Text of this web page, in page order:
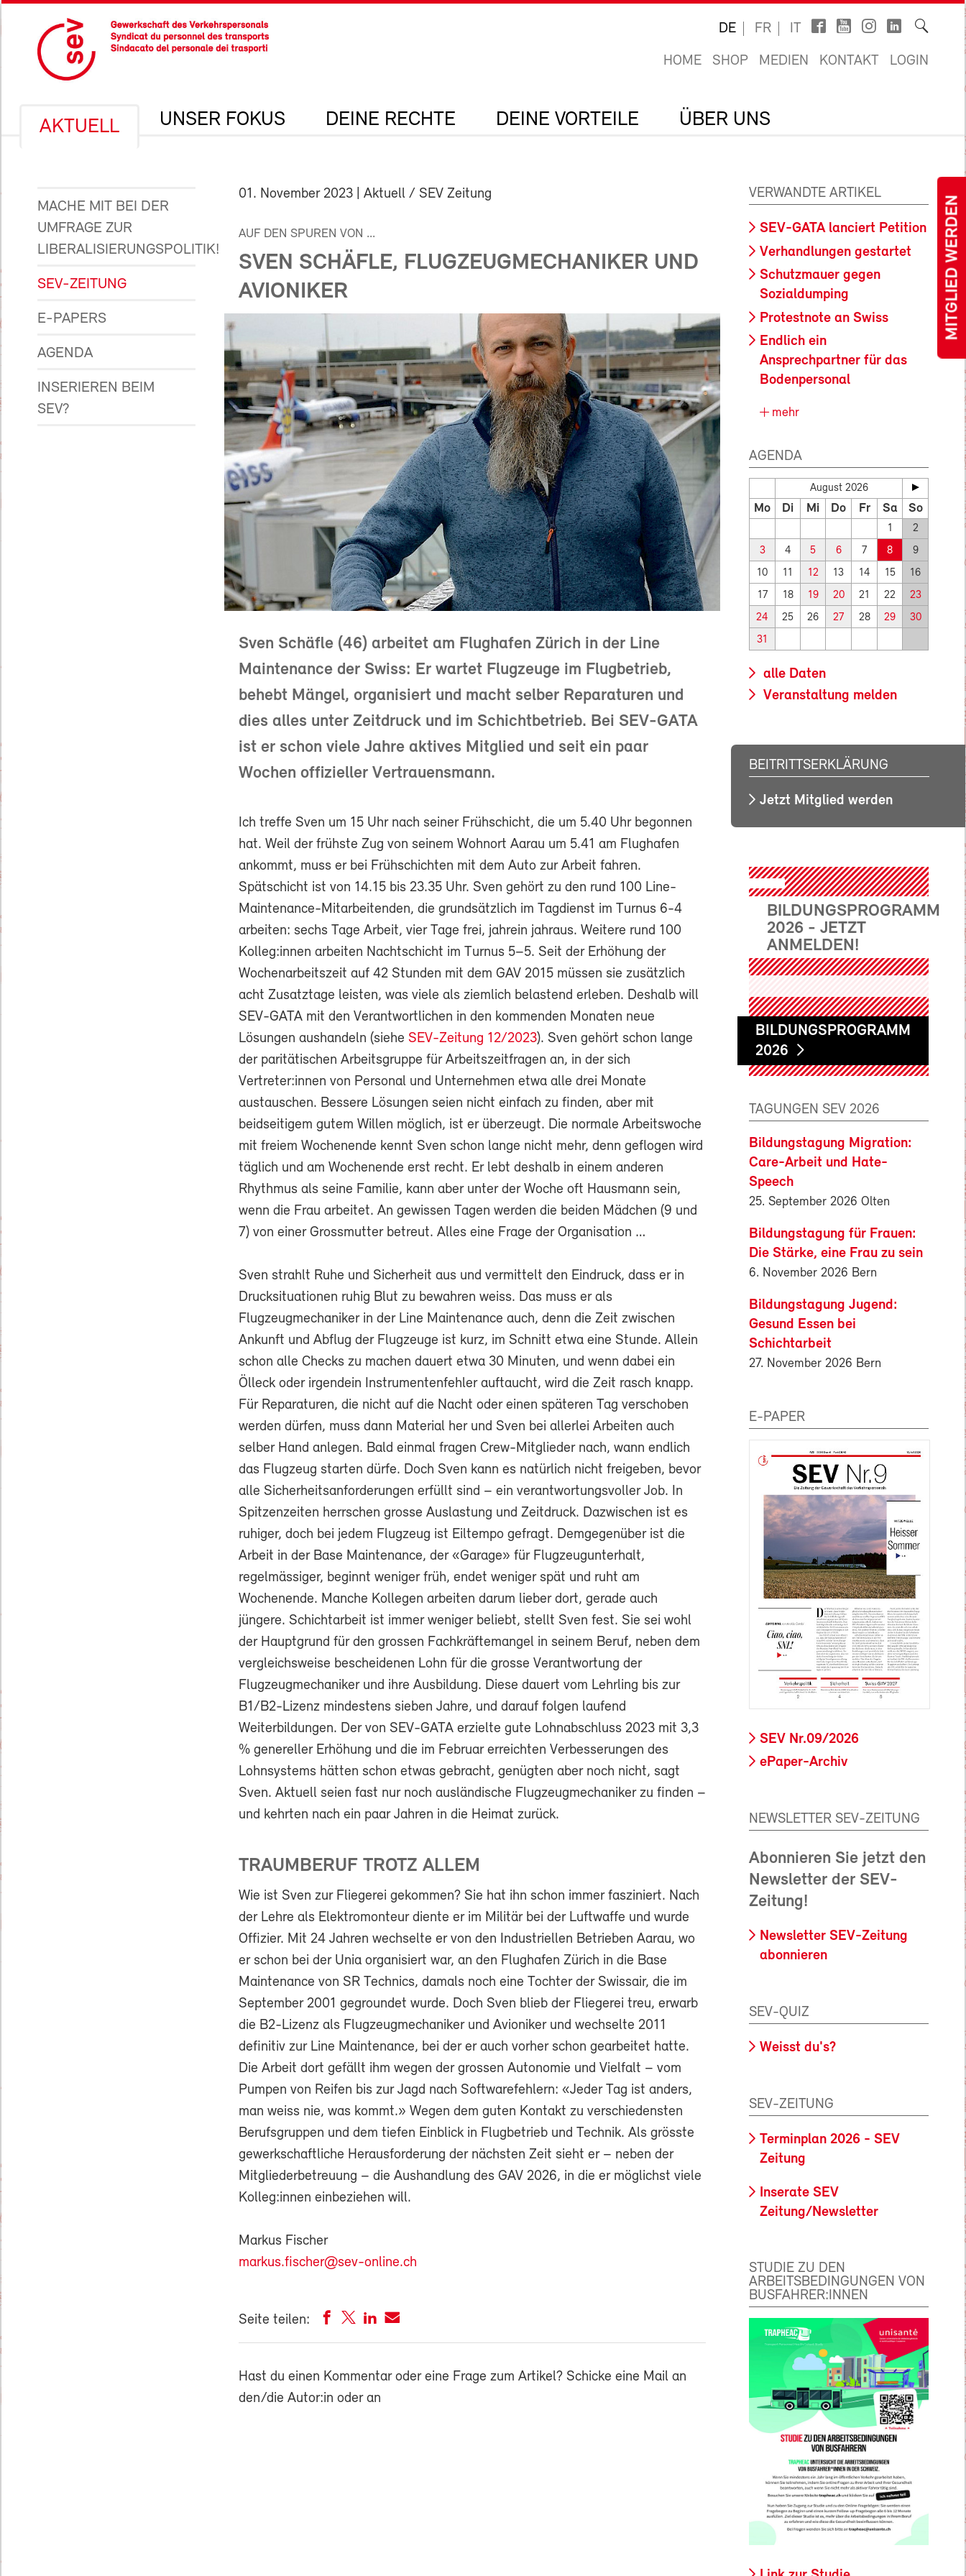
MITGLIED WERDEN
DE FR IT
HOME SHOP MEDIEN KONTAKT LOGIN
AKTUELL UNSER FOKUS DEINE RECHTE DEINE VORTEILE ÜBER UNS
MACHE MIT BEI DER
UMFRAGE ZUR
LIBERALISIERUNGSPOLITIK!
SEV-ZEITUNG
E-PAPERS
AGENDA
INSERIEREN BEIM
SEV?
01. November 2023 | Aktuell / SEV Zeitung
AUF DEN SPUREN VON ...
SVEN SCHÄFLE, FLUGZEUGMECHANIKER UND
AVIONIKER
Sven Schäfle (46) arbeitet am Flughafen Zürich in der Line
Maintenance der Swiss: Er wartet Flugzeuge im Flugbetrieb,
behebt Mängel, organisiert und macht selber Reparaturen und
dies alles unter Zeitdruck und im Schichtbetrieb. Bei SEV-GATA
ist er schon viele Jahre aktives Mitglied und seit ein paar
Wochen offizieller Vertrauensmann.
Ich treffe Sven um 15 Uhr nach seiner Frühschicht, die um 5.40 Uhr begonnen
hat. Weil der frühste Zug von seinem Wohnort Aarau um 5.41 am Flughafen
ankommt, muss er bei Frühschichten mit dem Auto zur Arbeit fahren.
Spätschicht ist von 14.15 bis 23.35 Uhr. Sven gehört zu den rund 100 Line-
Maintenance-Mitarbeitenden, die grundsätzlich im Tagdienst im Turnus 6-4
arbeiten: sechs Tage Arbeit, vier Tage frei, jahrein jahraus. Weitere rund 100
Kolleg:innen arbeiten Nachtschicht im Turnus 5–5. Seit der Erhöhung der
Wochenarbeitszeit auf 42 Stunden mit dem GAV 2015 müssen sie zusätzlich
acht Zusatztage leisten, was viele als ziemlich belastend erleben. Deshalb will
SEV-GATA mit den Verantwortlichen in den kommenden Monaten neue
Lösungen aushandeln (siehe SEV-Zeitung 12/2023). Sven gehört schon lange
der paritätischen Arbeitsgruppe für Arbeitszeitfragen an, in der sich
Vertreter:innen von Personal und Unternehmen etwa alle drei Monate
austauschen. Bessere Lösungen seien nicht einfach zu finden, aber mit
beidseitigem gutem Willen möglich, ist er überzeugt. Die normale Arbeitswoche
mit freiem Wochenende kennt Sven schon lange nicht mehr, denn geflogen wird
täglich und am Wochenende erst recht. Er lebt deshalb in einem anderen
Rhythmus als seine Familie, kann aber unter der Woche oft Hausmann sein,
wenn die Frau arbeitet. An gewissen Tagen werden die beiden Mädchen (9 und
7) von einer Grossmutter betreut. Alles eine Frage der Organisation …
Sven strahlt Ruhe und Sicherheit aus und vermittelt den Eindruck, dass er in
Drucksituationen ruhig Blut zu bewahren weiss. Das muss er als
Flugzeugmechaniker in der Line Maintenance auch, denn die Zeit zwischen
Ankunft und Abflug der Flugzeuge ist kurz, im Schnitt etwa eine Stunde. Allein
schon alle Checks zu machen dauert etwa 30 Minuten, und wenn dabei ein
Ölleck oder irgendein Instrumentenfehler auftaucht, wird die Zeit rasch knapp.
Für Reparaturen, die nicht auf die Nacht oder einen späteren Tag verschoben
werden dürfen, muss dann Material her und Sven bei allerlei Arbeiten auch
selber Hand anlegen. Bald einmal fragen Crew-Mitglieder nach, wann endlich
das Flugzeug starten dürfe. Doch Sven kann es natürlich nicht freigeben, bevor
alle Sicherheitsanforderungen erfüllt sind – ein verantwortungsvoller Job. In
Spitzenzeiten herrschen grosse Auslastung und Zeitdruck. Dazwischen ist es
ruhiger, doch bei jedem Flugzeug ist Eiltempo gefragt. Demgegenüber ist die
Arbeit in der Base Maintenance, der «Garage» für Flugzeugunterhalt,
regelmässiger, beginnt weniger früh, endet weniger spät und ruht am
Wochenende. Manche Kollegen arbeiten darum lieber dort, gerade auch
jüngere. Schichtarbeit ist immer weniger beliebt, stellt Sven fest. Sie sei wohl
der Hauptgrund für den grossen Fachkräftemangel in seinem Beruf, neben dem
vergleichsweise bescheidenen Lohn für die grosse Verantwortung der
Flugzeugmechaniker und ihre Ausbildung. Diese dauert vom Lehrling bis zur
B1/B2-Lizenz mindestens sieben Jahre, und darauf folgen laufend
Weiterbildungen. Der von SEV-GATA erzielte gute Lohnabschluss 2023 mit 3,3
% genereller Erhöhung und die im Februar erreichten Verbesserungen des
Lohnsystems hätten schon etwas gebracht, genügten aber noch nicht, sagt
Sven. Aktuell seien fast nur noch ausländische Flugzeugmechaniker zu finden –
und kehrten nach ein paar Jahren in die Heimat zurück.
TRAUMBERUF TROTZ ALLEM
Wie ist Sven zur Fliegerei gekommen? Sie hat ihn schon immer fasziniert. Nach
der Lehre als Elektromonteur diente er im Militär bei der Luftwaffe und wurde
Offizier. Mit 24 Jahren wechselte er von den Industriellen Betrieben Aarau, wo
er schon bei der Unia organisiert war, an den Flughafen Zürich in die Base
Maintenance von SR Technics, damals noch eine Tochter der Swissair, die im
September 2001 gegroundet wurde. Doch Sven blieb der Fliegerei treu, erwarb
die B2-Lizenz als Flugzeugmechaniker und Avioniker und wechselte 2011
definitiv zur Line Maintenance, bei der er auch vorher schon gearbeitet hatte.
Die Arbeit dort gefällt ihm wegen der grossen Autonomie und Vielfalt – vom
Pumpen von Reifen bis zur Jagd nach Softwarefehlern: «Jeder Tag ist anders,
man weiss nie, was kommt.» Wegen dem guten Kontakt zu verschiedensten
Berufsgruppen und dem tiefen Einblick in Flugbetrieb und Technik. Als grösste
gewerkschaftliche Herausforderung der nächsten Zeit sieht er – neben der
Mitgliederbetreuung – die Aushandlung des GAV 2026, in die er möglichst viele
Kolleg:innen einbeziehen will.
Markus Fischer
markus.fischer@sev-online.ch
Seite teilen:
Hast du einen Kommentar oder eine Frage zum Artikel? Schicke eine Mail an
den/die Autor:in oder an
VERWANDTE ARTIKEL
SEV-GATA lanciert Petition
Verhandlungen gestartet
Schutzmauer gegen
Sozialdumping
Protestnote an Swiss
Endlich ein
Ansprechpartner für das
Bodenpersonal
mehr
AGENDA
August 2026
Mo Di Mi Do Fr Sa So
1 2
3 4 5 6 7 8 9
10 11 12 13 14 15 16
17 18 19 20 21 22 23
24 25 26 27 28 29 30
31
alle Daten
Veranstaltung melden
BEITRITTSERKLÄRUNG
Jetzt Mitglied werden
BILDUNGSPROGRAMM
2026 - JETZT
ANMELDEN!
BILDUNGSPROGRAMM
2026
TAGUNGEN SEV 2026
Bildungstagung Migration:
Care-Arbeit und Hate-
Speech
25. September 2026 Olten
Bildungstagung für Frauen:
Die Stärke, eine Frau zu sein
6. November 2026 Bern
Bildungstagung Jugend:
Gesund Essen bei
Schichtarbeit
27. November 2026 Bern
E-PAPER
SEV Nr.09/2026
ePaper-Archiv
NEWSLETTER SEV-ZEITUNG
Abonnieren Sie jetzt den
Newsletter der SEV-
Zeitung!
Newsletter SEV-Zeitung
abonnieren
SEV-QUIZ
Weisst du's?
SEV-ZEITUNG
Terminplan 2026 - SEV
Zeitung
Inserate SEV
Zeitung/Newsletter
STUDIE ZU DEN
ARBEITSBEDINGUNGEN VON
BUSFAHRER:INNEN